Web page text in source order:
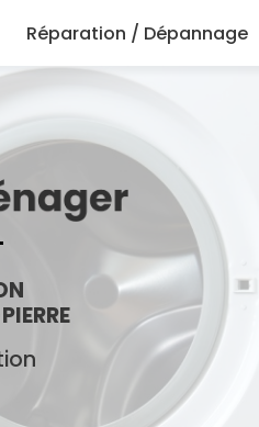
Réparation / Dépannage